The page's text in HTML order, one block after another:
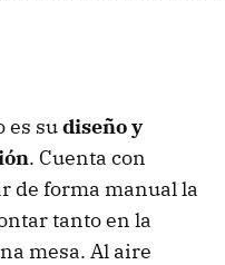
es sudiseño y
. Cuenta con
de forma manual la
tanto en la
mesa. Al aire